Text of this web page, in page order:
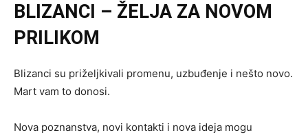
BLIZANCI – ŽELJA ZA NOVOM
PRILIKOM
Blizanci su priželjkivali promenu, uzbuđenje i nešto novo.
Mart vam to donosi.
Nova poznanstva, novi kontakti i nova ideja mogu